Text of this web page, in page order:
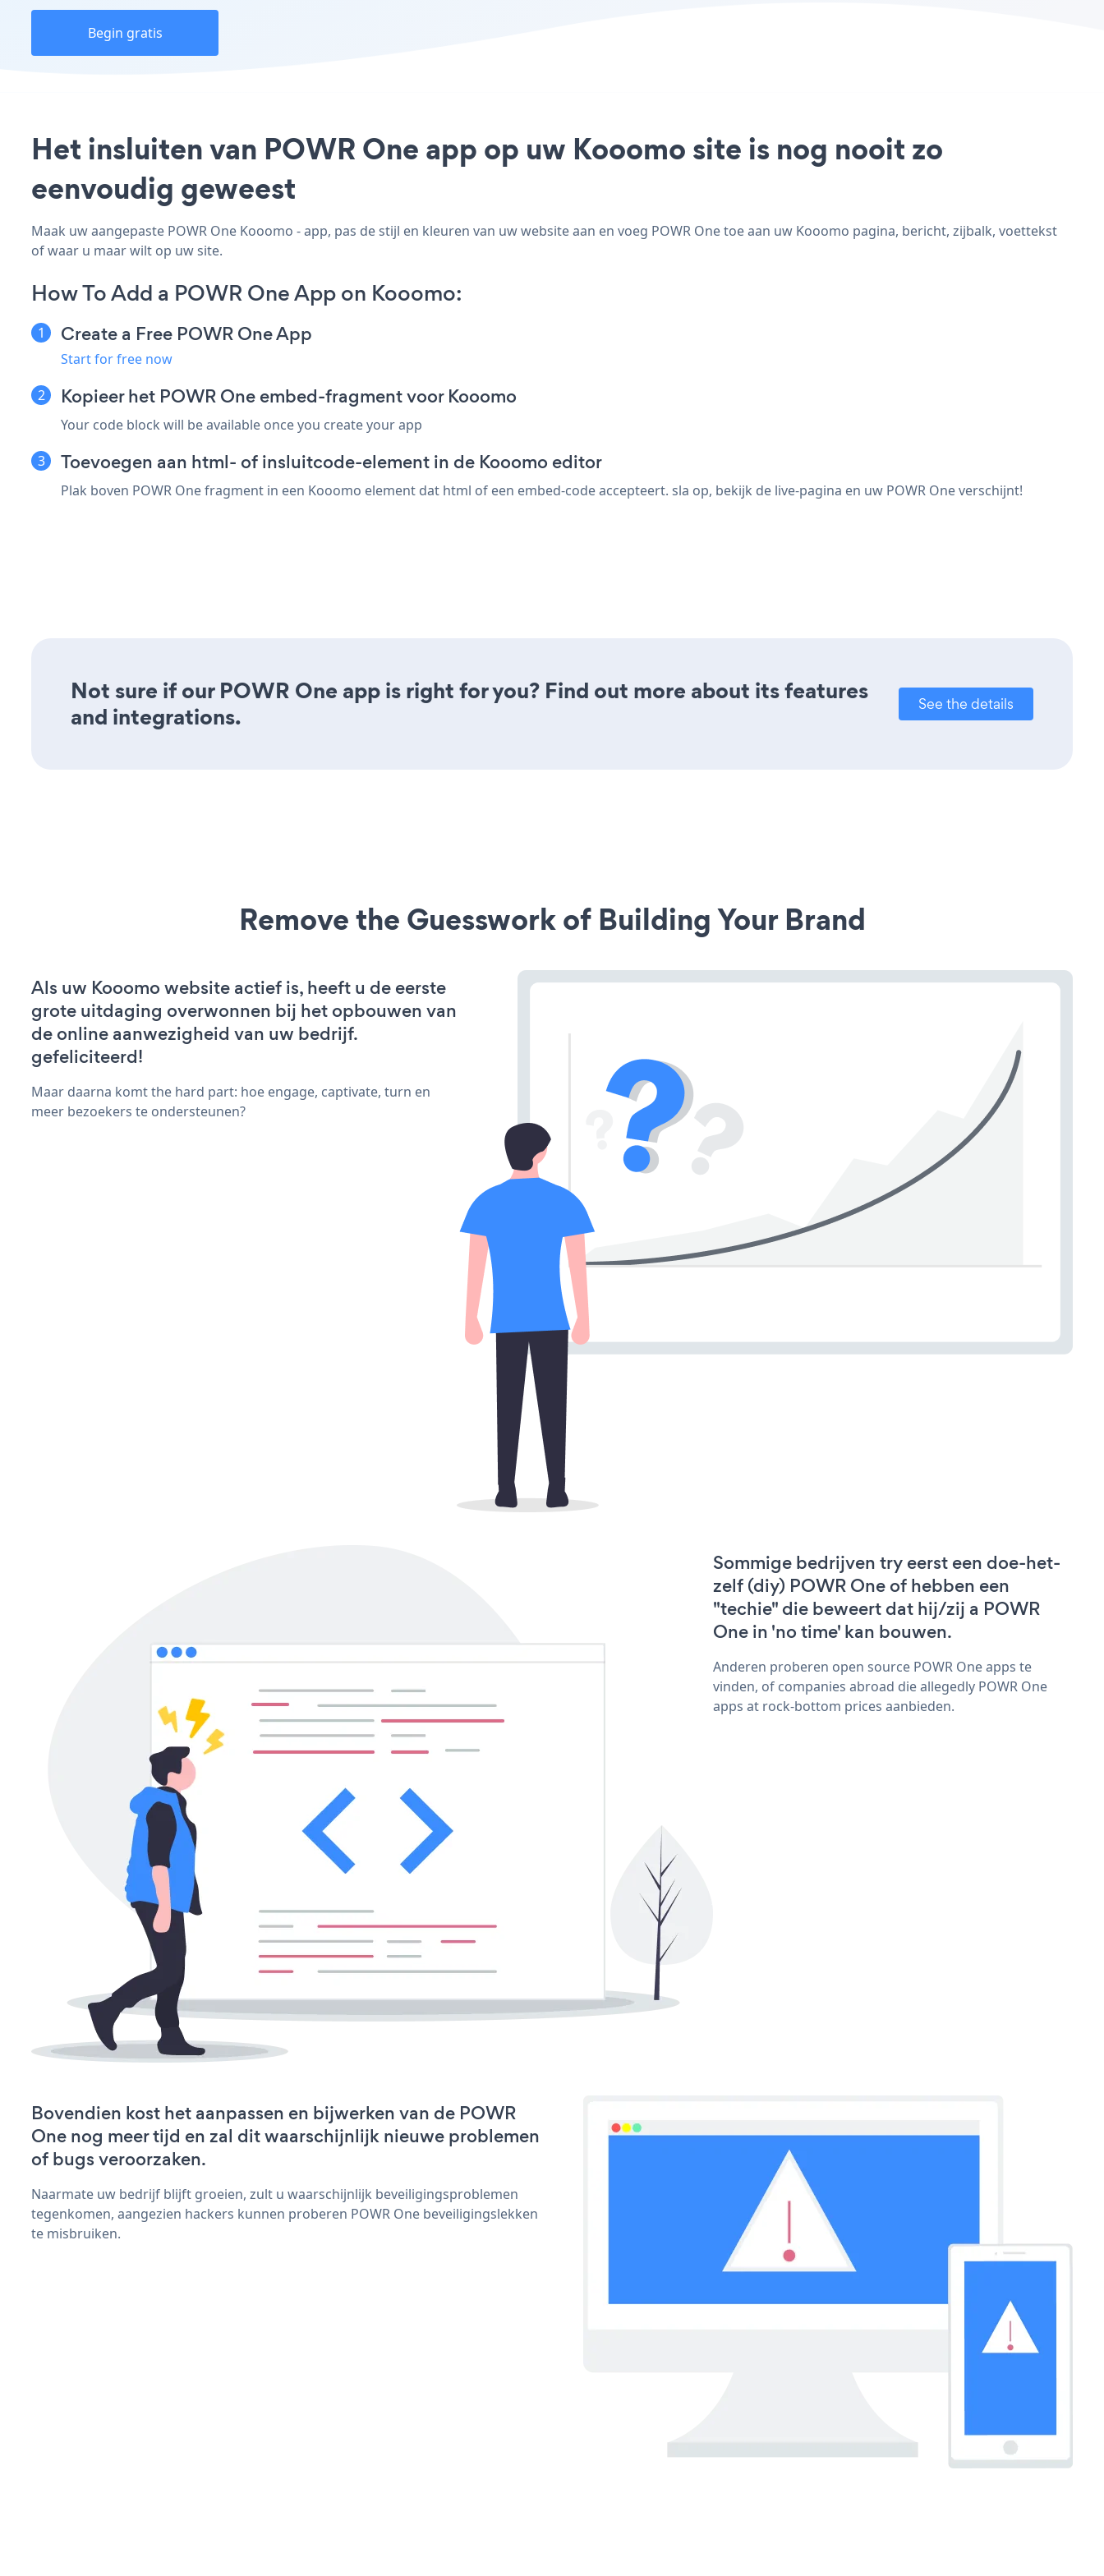
Begin gratis
Het insluiten van POWR One app op uw Kooomo site is nog nooit zo
eenvoudig geweest
Maak uw aangepaste POWR One Kooomo - app, pas de stijl en kleuren van uw website aan en voeg POWR One toe aan uw Kooomo pagina, bericht, zijbalk, voettekst
of waar u maar wilt op uw site.
How To Add a POWR One App on Kooomo:
Create a Free POWR One App
Start for free now
Kopieer het POWR One embed-fragment voor Kooomo
Your code block will be available once you create your app
Toevoegen aan html- of insluitcode-element in de Kooomo editor
Plak boven POWR One fragment in een Kooomo element dat html of een embed-code accepteert. sla op, bekijk de live-pagina en uw POWR One verschijnt!
Not sure if our POWR One app is right for you? Find out more about its features
and integrations.
See the details
Remove the Guesswork of Building Your Brand
Als uw Kooomo website actief is, heeft u de eerste
grote uitdaging overwonnen bij het opbouwen van
de online aanwezigheid van uw bedrijf.
gefeliciteerd!
Maar daarna komt the hard part: hoe engage, captivate, turn en
meer bezoekers te ondersteunen?
Sommige bedrijven try eerst een doe-het-
zelf (diy) POWR One of hebben een
"techie" die beweert dat hij/zij a POWR
One in 'no time' kan bouwen.
Anderen proberen open source POWR One apps te
vinden, of companies abroad die allegedly POWR One
apps at rock-bottom prices aanbieden.
Bovendien kost het aanpassen en bijwerken van de POWR
One nog meer tijd en zal dit waarschijnlijk nieuwe problemen
of bugs veroorzaken.
Naarmate uw bedrijf blijft groeien, zult u waarschijnlijk beveiligingsproblemen
tegenkomen, aangezien hackers kunnen proberen POWR One beveiligingslekken
te misbruiken.